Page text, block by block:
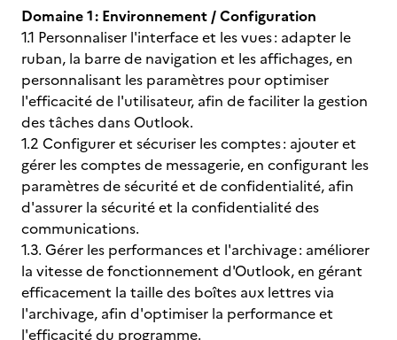
Domaine 1 : Environnement / Configuration
1.1 Personnaliser l'interface et les vues : adapter le
ruban, la barre de navigation et les affichages, en
personnalisant les paramètres pour optimiser
l'efficacité de l'utilisateur, afin de faciliter la gestion
des tâches dans Outlook.
1.2 Configurer et sécuriser les comptes : ajouter et
gérer les comptes de messagerie, en configurant les
paramètres de sécurité et de confidentialité, afin
d'assurer la sécurité et la confidentialité des
communications.
1.3. Gérer les performances et l'archivage : améliorer
la vitesse de fonctionnement d'Outlook, en gérant
efficacement la taille des boîtes aux lettres via
l'archivage, afin d'optimiser la performance et
l'efficacité du programme.